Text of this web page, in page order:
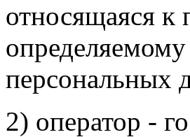
относящаяся к
персональных
2) оператор -